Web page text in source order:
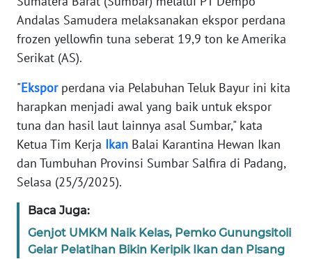
Andalas Samudera melaksanakan ekspor perdana
frozen yellowfin tuna seberat 19,9 ton ke Amerika
Serikat (AS).
"Eksporperdana via Pelabuhan Teluk Bayur ini kita
harapkan menjadi awal yang baik untuk ekspor
tuna dan hasil laut lainnya asal Sumbar," kata
Ketua Tim Kerja Ikan Balai Karantina Hewan Ikan
dan Tumbuhan Provinsi Sumbar Salfira di Padang,
Selasa (25/3/2025).
Baca Juga:
Genjot UMKM Naik Kelas, Pemko Gunungsitoli
Gelar Pelatihan Bikin Keripik Ikan dan Pisang
REDAKSI
DISCLAIMER
Wahana
News
Regional
WN
WN
JAKARTA